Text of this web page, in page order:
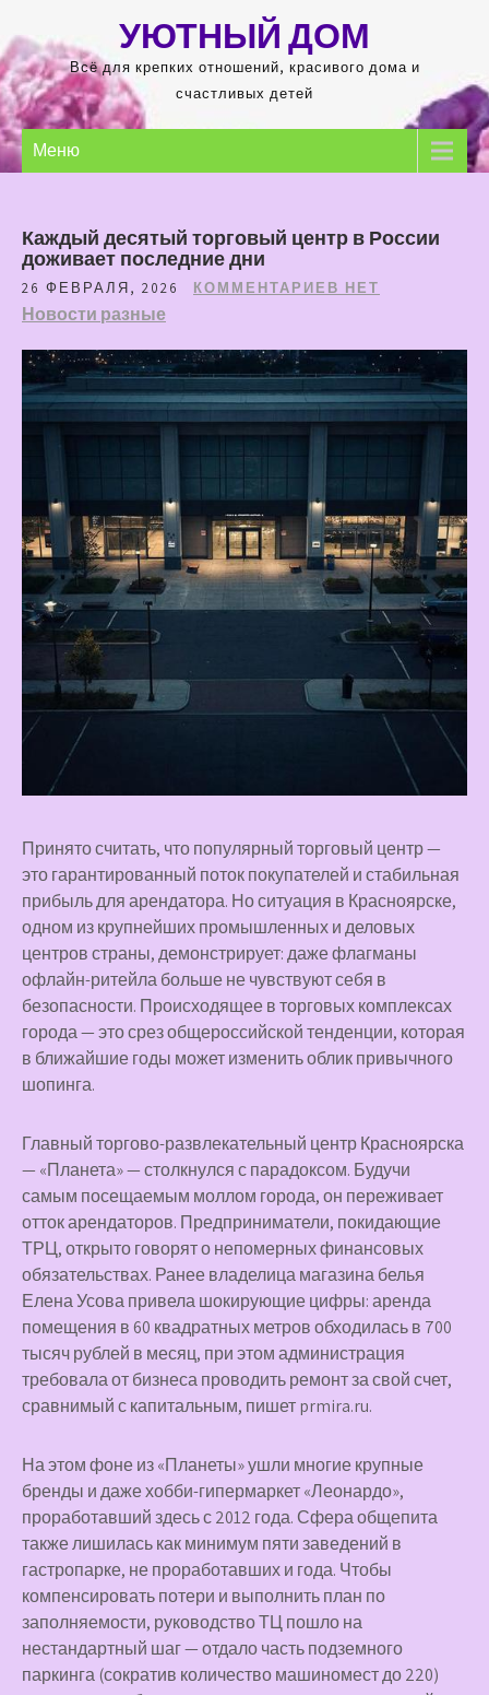
содержимому
УЮТНЫЙ ДОМ
Всё для крепких отношений, красивого дома и
счастливых детей
Меню
Каждый десятый торговый центр в России
доживает последние дни
26 ФЕВРАЛЯ, 2026 КОММЕНТАРИЕВ НЕТ
Новости разные
Принято считать, что популярный торговый центр —
это гарантированный поток покупателей и стабильная
прибыль для арендатора. Но ситуация в Красноярске,
одном из крупнейших промышленных и деловых
центров страны, демонстрирует: даже флагманы
офлайн-ритейла больше не чувствуют себя в
безопасности. Происходящее в торговых комплексах
города — это срез общероссийской тенденции, которая
в ближайшие годы может изменить облик привычного
шопинга.
Главный торгово-развлекательный центр Красноярска
— «Планета» — столкнулся с парадоксом. Будучи
самым посещаемым моллом города, он переживает
отток арендаторов. Предприниматели, покидающие
ТРЦ, открыто говорят о непомерных финансовых
обязательствах. Ранее владелица магазина белья
Елена Усова привела шокирующие цифры: аренда
помещения в 60 квадратных метров обходилась в 700
тысяч рублей в месяц, при этом администрация
требовала от бизнеса проводить ремонт за свой счет,
сравнимый с капитальным, пишет prmira.ru.
На этом фоне из «Планеты» ушли многие крупные
бренды и даже хобби-гипермаркет «Леонардо»,
проработавший здесь с 2012 года. Сфера общепита
также лишилась как минимум пяти заведений в
гастропарке, не проработавших и года. Чтобы
компенсировать потери и выполнить план по
заполняемости, руководство ТЦ пошло на
нестандартный шаг — отдало часть подземного
паркинга (сократив количество машиномест до 220)